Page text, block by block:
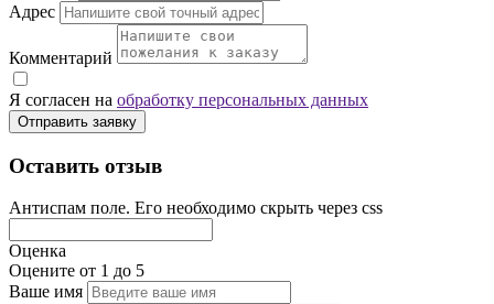
Адрес
Комментарий
Я согласен на обработку персональных данных
Отправить заявку
Оставить отзыв
Антиспам поле. Его необходимо скрыть через css
Оценка
Оцените от 1 до 5
Ваше имя